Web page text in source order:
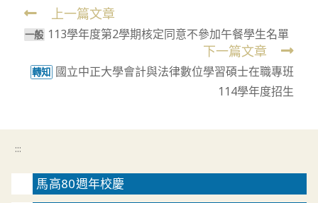
Read
more
上一篇文章
⼀般 113學年度第2學期核定同意不參加午餐學生名單
下一篇文章
轉知 國立中正大學會計與法律數位學習碩士在職專班
114學年度招生
:::
馬高80週年校慶